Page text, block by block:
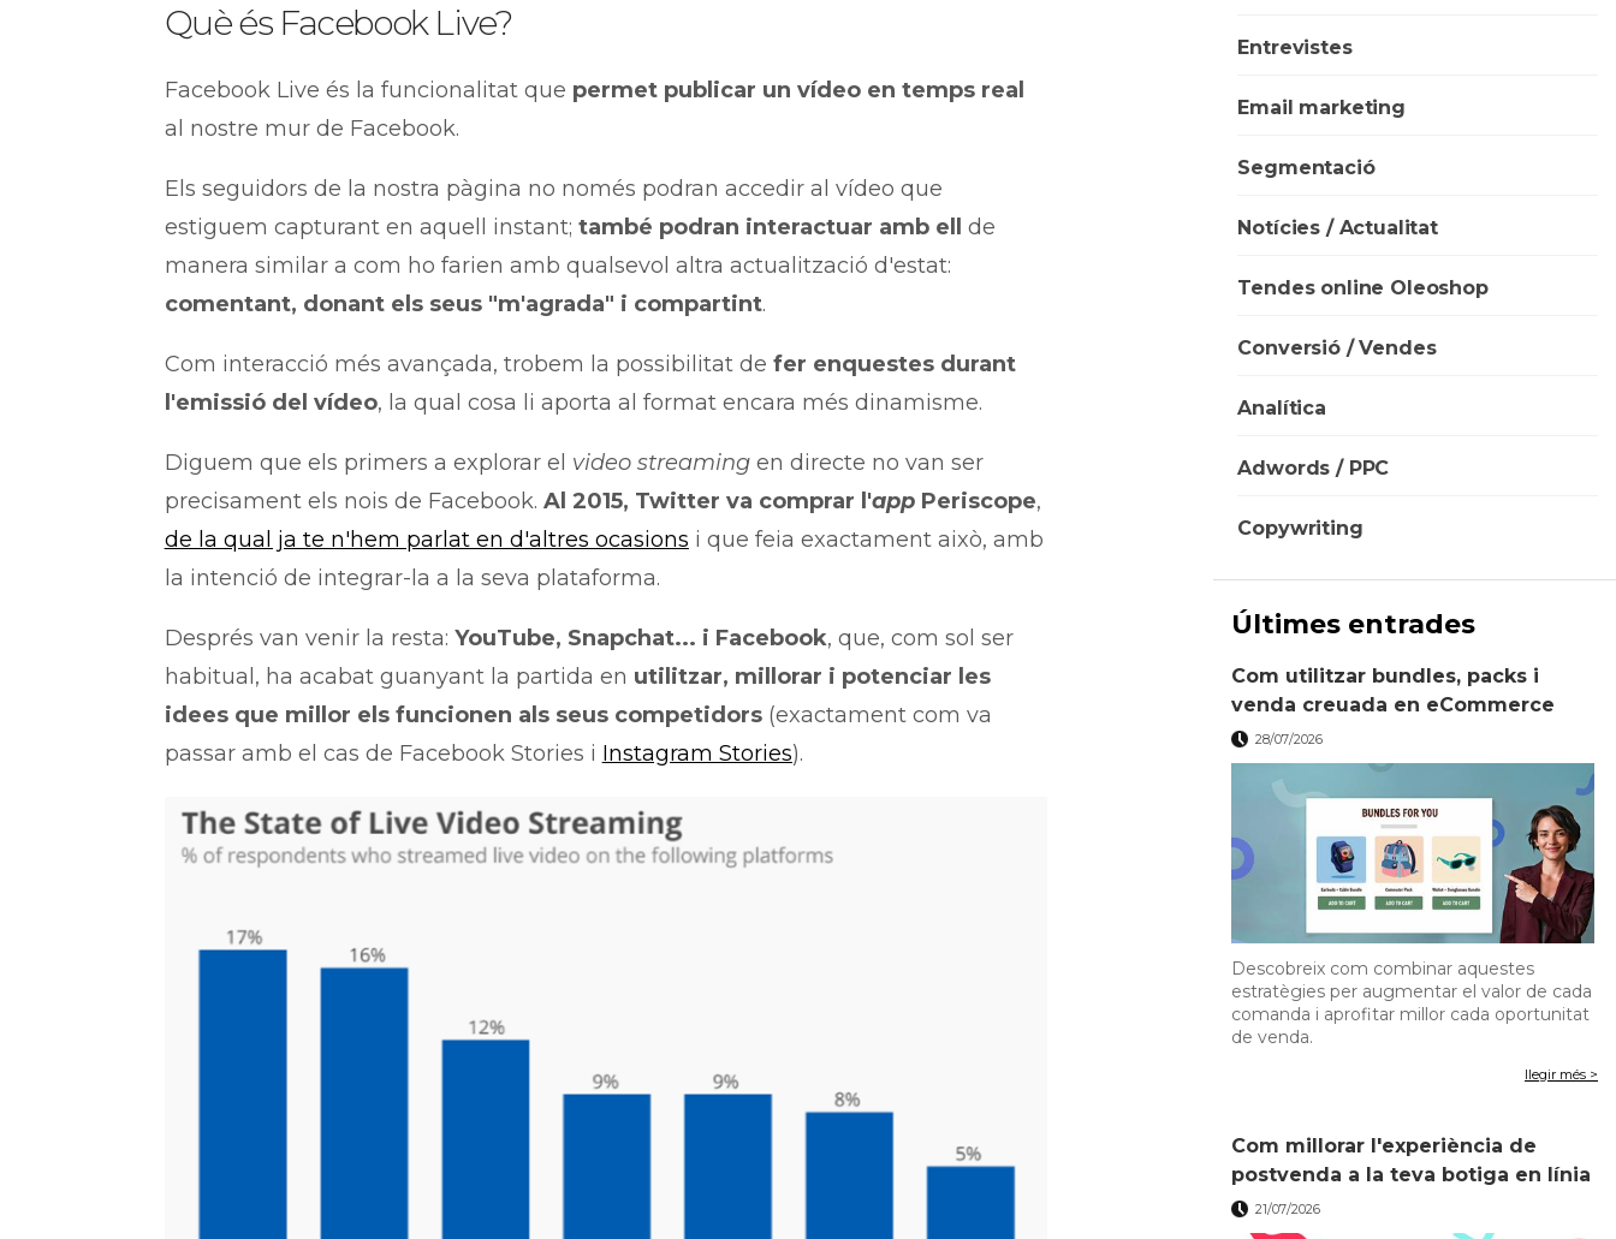
Què és Facebook Live?
Facebook Live és la funcionalitat que permet publicar un vídeo en temps real
al nostre mur de Facebook.
Els seguidors de la nostra pàgina no només podran accedir al vídeo que
estiguem capturant en aquell instant; també podran interactuar amb ell
de
manera similar a com ho farien amb qualsevol altra actualització d'estat:
comentant, donant els seus "m'agrada" i compartint.
Com interacció més avançada, trobem la possibilitat de fer enquestes durant
l'emissió del vídeo, la qual cosa li aporta al format encara més dinamisme.
Diguem que els primers a explorar el video streamingen directe no van ser
precisament els nois de Facebook. Al 2015, Twitter va comprar l'appPeriscope,
de la qual ja te n'hem parlat en d'altres ocasions i que feia exactament això, amb
la intenció de integrar-la a la seva plataforma.
Després van venir la resta: YouTube, Snapchat... i Facebook, que, com sol ser
habitual, ha acabat guanyant la partida en utilitzar, millorar i potenciar les
idees que millor els funcionen als seus competidors(exactament com va
passar amb el cas de Facebook Stories i Instagram Stories).
Entrevistes
Email marketing
Segmentació
Notícies / Actualitat
Tendes online Oleoshop
Conversió / Vendes
Analítica
Adwords / PPC
Copywriting
Últimes entrades
Com utilitzar bundles, packs i
venda creuada en eCommerce
28/07/2026
Descobreix com combinar aquestes
estratègies per augmentar el valor de cada
comanda i aprofitar millor cada oportunitat
de venda.
llegir més >
Com millorar l'experiència de
postvenda a la teva botiga en línia
21/07/2026